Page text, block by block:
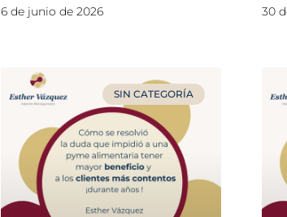
6 de junio de 2026 30
SIN CATEGORÍA